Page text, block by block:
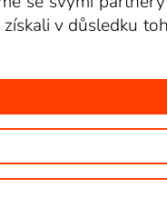
s.r.o. Na tomto webu jsou
v důsledku